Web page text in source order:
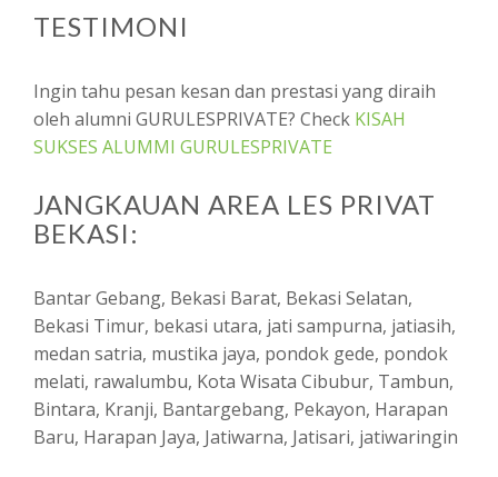
TESTIMONI
Ingin tahu pesan kesan dan prestasi yang diraih
oleh alumni GURULESPRIVATE? Check KISAH
SUKSES ALUMMI GURULESPRIVATE
JANGKAUAN AREA LES PRIVAT
BEKASI:
Bantar Gebang, Bekasi Barat, Bekasi Selatan,
Bekasi Timur, bekasi utara, jati sampurna, jatiasih,
medan satria, mustika jaya, pondok gede, pondok
melati, rawalumbu, Kota Wisata Cibubur, Tambun,
Bintara, Kranji, Bantargebang, Pekayon, Harapan
Baru, Harapan Jaya, Jatiwarna, Jatisari, jatiwaringin